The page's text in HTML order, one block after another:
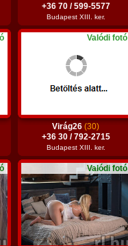
+36 70 / 599-5577
Budapest XIII. ker.
Valódi fotó
Virág26(30)
+36 30 / 792-2715
Budapest XIII. ker.
Valódi fotó